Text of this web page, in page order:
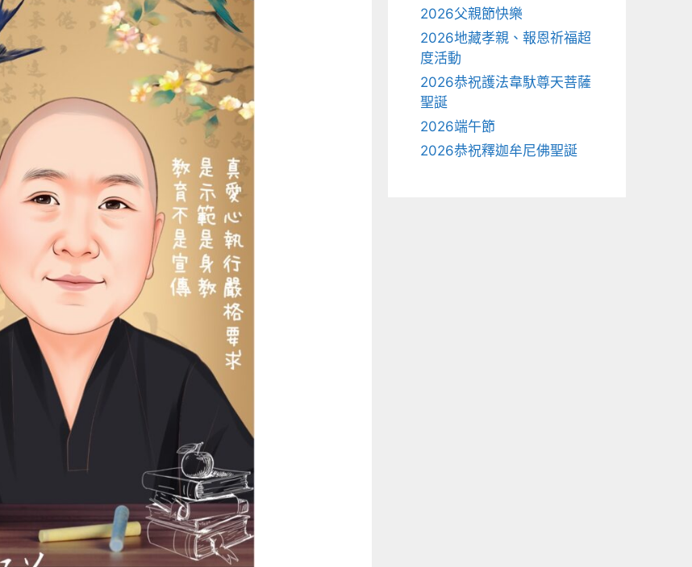
2026父親節快樂
2026地藏孝親、報恩祈福超
度活動
2026恭祝護法韋馱尊天菩薩
聖誕
2026端午節
2026恭祝釋迦牟尼佛聖誕